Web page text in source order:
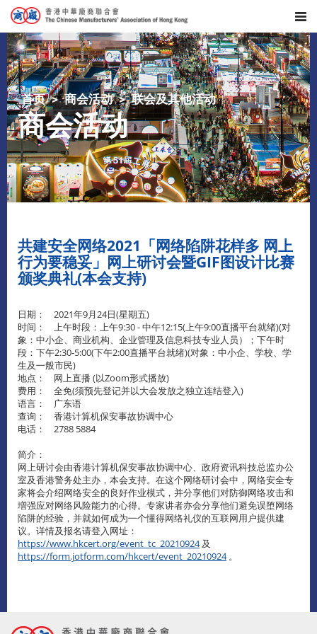
首页 商会活动 联会及其他活动
商会活动
共建安全网络2021「网络陷阱花样多 网上
行为要稳妥」网上研讨会暨GIF图设计比赛
颁奖典礼(本会支持)
日期： 2021年9月24日(星期五)
时间： 上午时段：上午9:30 - 中午12:15(上午9:00直播平台就绪)(对
象：中小企、商业机构、企业管理及信息科技专业人员）；下午时
段：下午2:30-5:00(下午2:00直播平台就绪)(对象：中小企、学校、学
生及㇐般市民)
地点： 网上直播 (以Zoom形式播放)
费用： 全免(须预先登记并以大会发放之独立连结登入)
语言： 广东语
查询： 香港计算机保安事故协调中心
电话： 2788 5884
简介：
网上研讨会由香港计算机保安事故协调中心、政府资讯科技总监办公
室及香港警务处主办，本会支持。在这个网络研讨会中，网络安全专
家将会介绍网络安全的良好作业模式，并分享他们对防御网络攻击和
増强应对网络风险能力的心得。专家讲者亦会分享他们避免误堕网络
陷阱的经验，并就如何成为㇐个懂得网络礼仪的互联网用户提供建
议。详情及报名请登入网址：
https://www.hkcert.org/event_tc_20210924及
https://form.jotform.com/hkcert/event_20210924。